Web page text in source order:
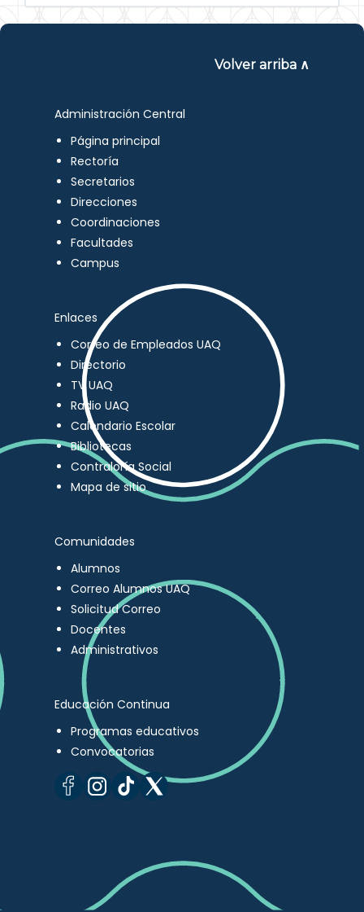
Volver arriba ∧
Administración Central
Página principal
Rectoría
Secretarios
Direcciones
Coordinaciones
Facultades
Campus
Enlaces
Correo de Empleados UAQ
Directorio
TV UAQ
Radio UAQ
Calendario Escolar
Bibliotecas
Contraloría Social
Mapa de sitio
Comunidades
Alumnos
Correo Alumnos UAQ
Solicitud Correo
Docentes
Administrativos
Educación Continua
Programas educativos
Convocatorias